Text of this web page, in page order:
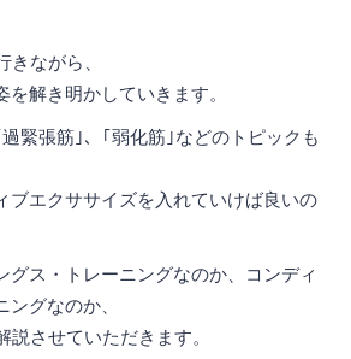
ながら、
解き明かしていきます。
緊張筋｣、｢弱化筋｣などのトピックも
ブエクササイズを入れていけば良いの
グス・トレーニングなのか、コンディ
グなのか、
説させていただきます。